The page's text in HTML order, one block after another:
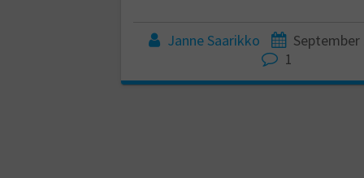
Janne Saarikko
September
1